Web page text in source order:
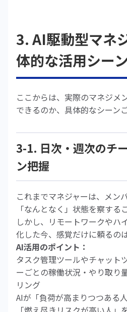
3. AI駆動型マネ
体的な活用シー
ここからは、実際のマネジメ
できるのか、具体的なシーン
3-1. 日次・週次のチ
ン把握
これまでマネジャーは、メン
「なんとなく」状態を察する
しかし、リモートワークやハ
化した今、感覚だけに頼るの
AI活用のポイント：
タスク管理ツールやチャット
ーごとの稼働状況・やり取り
リング
AIが「負荷が高まりつつある